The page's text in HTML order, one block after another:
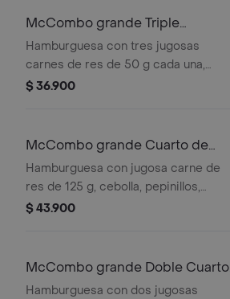
Mac™, en pan dorado con ajonjolí.
Acompañada de papas fritas grandes
y bebida grande a elección.
McCombo grande Triple
Hamburguesa con Queso
Hamburguesa con tres jugosas
carnes de res de 50 g cada una,
doble queso cheddar cremoso,
Acompañada de papas fritas grandes
y bebida grande a elección.
$ 36.900
McCombo grande Cuarto de
Libra con Queso
Hamburguesa con jugosa carne de
res de 125 g, cebolla, pepinillos,
queso cheddar cremoso, salsa de
grandes y bebida grande a elección.
$ 43.900
McCombo grande Doble Cuarto
de Libra con Queso
Hamburguesa con dos jugosas